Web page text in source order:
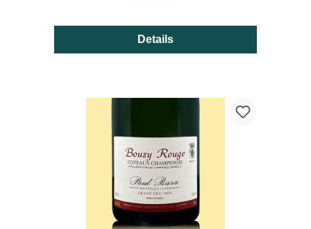
Details